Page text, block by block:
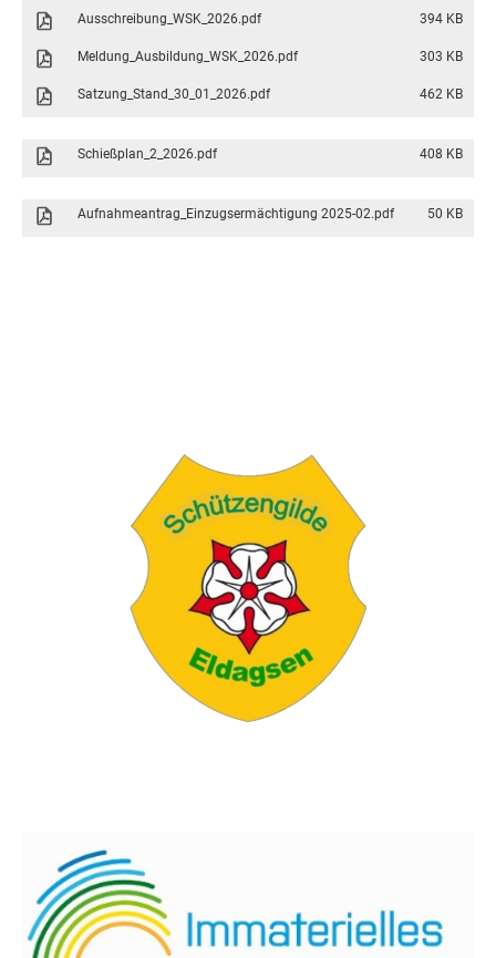
Ausschreibung_WSK_2026.pdf 394 KB
Meldung_Ausbildung_WSK_2026.pdf 303 KB
Satzung_Stand_30_01_2026.pdf 462 KB
Schießplan_2_2026.pdf 408 KB
Aufnahmeantrag_Einzugsermächtigung 2025-02.pdf 50 KB